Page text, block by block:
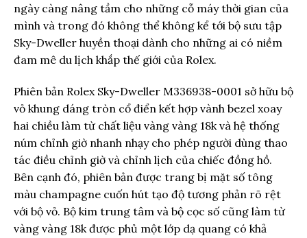
ngày càng nâng tầm cho những cỗ máy thời gian của
mình và trong đó không thể không kể tới bộ sưu tập
Sky-Dweller huyền thoại dành cho những ai có niềm
đam mê du lịch khắp thế giới của Rolex.
Phiên bản Rolex Sky-Dweller M336938-0001 sở hữu bộ
vỏ khung dáng tròn cổ điển kết hợp vành bezel xoay
hai chiều làm từ chất liệu vàng vàng 18k và hệ thống
núm chỉnh giờ nhanh nhạy cho phép người dùng thao
tác điều chỉnh giờ và chỉnh lịch của chiếc đồng hồ.
Bên cạnh đó, phiên bản được trang bị mặt số tông
màu champagne cuốn hút tạo độ tương phản rõ rệt
với bộ vỏ. Bộ kim trung tâm và bộ cọc số cũng làm từ
vàng vàng 18k được phủ một lớp dạ quang có khả